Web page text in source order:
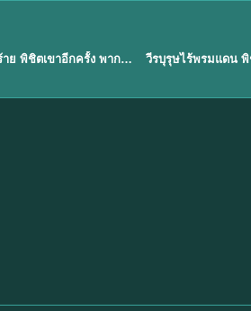
EP.1รักแรกที่ลาจากของวายร้าย พิชิตเขาอีกครั้ง พากย์ไทย